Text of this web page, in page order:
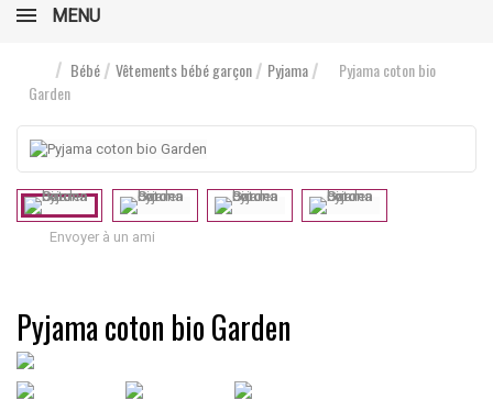
MENU
Bébé Vêtements bébé garçon Pyjama
Pyjama coton bio
Garden
Envoyer à un ami
Pyjama coton bio Garden